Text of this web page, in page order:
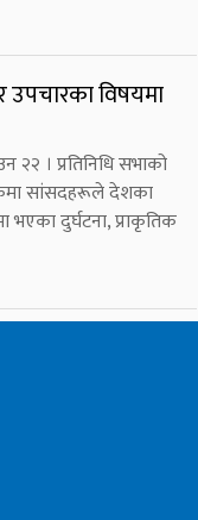
उपचारका विषयमा
२२ । प्रतिनिधि सभाको
सांसदहरूले देशका
भएका दुर्घटना, प्राकृतिक